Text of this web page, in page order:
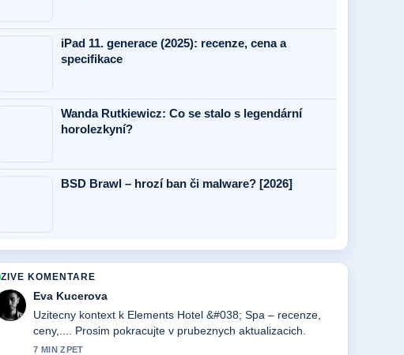
iPad 11. generace (2025): recenze, cena a
specifikace
Wanda Rutkiewicz: Co se stalo s legendární
horolezkyní?
BSD Brawl – hrozí ban či malware? [2026]
ZIVE KOMENTARE
Eva Kucerova
Uzitecny kontext k Elements Hotel &#038; Spa – recenze,
ceny,.... Prosim pokracujte v prubeznych aktualizacich.
7 MIN ZPET